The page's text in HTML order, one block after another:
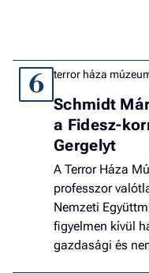
6 terror háza
Schmidt
a Fidesz-
Gergelyt
A Terror Háza
professzor
Nemzeti
figyelmen kívül
gazdasági és